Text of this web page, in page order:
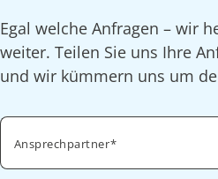
Egal welche Anfragen – wir
weiter. Teilen Sie uns Ihre
und wir kümmern uns um
Ansprechpartner